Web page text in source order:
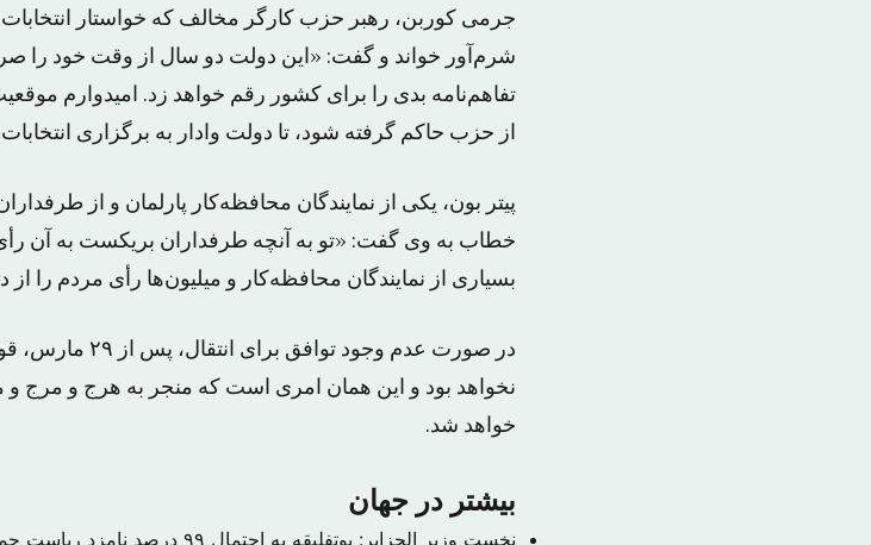
جرمی کوربن، رهبر حزب کارگر مخالف که خواستار
شرم‌آور خواند و گفت: «این دولت دو سال از وقت خود را
تفاهم‌نامه بدی را برای کشور رقم خواهد زد. امیدوارم
از حزب حاکم گرفته شود، تا دولت وادار به برگزاری
پیتر بون، یکی از نمایندگان محافظه‌کار پارلمان و از
خطاب به وی گفت: «تو به آنچه طرفداران بریکست به آن رأی
بسیاری از نمایندگان محافظه‌کار و میلیون‌ها رأی مردم را
در صورت عدم وجود
نخواهد بود و این همان امری است که منجر به هرج و مرج
خواهد شد.
بیشتر در جهان
نخست وزیر الجزایر: بوتفلیقه به احتمال ۹۹ درصد نامزد ریاست جمهوری می شود